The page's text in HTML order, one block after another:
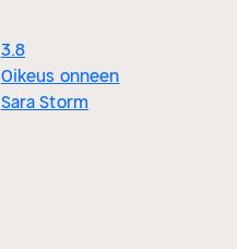
3.8
Oikeus onneen
Sara Storm